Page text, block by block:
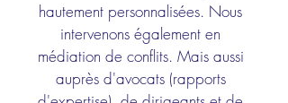
hautement personnalisées. Nous
intervenons également en
médiation de conflits. Mais aussi
auprès d'avocats (rapports